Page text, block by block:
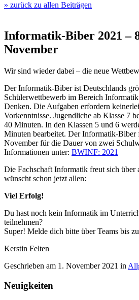
» zurück zu allen Beiträgen
Informatik-Biber 2021 –
November
Wir sind wieder dabei – die neue
Der Informatik-Biber ist Deutschlands
Schülerwettbewerb im Bereich
Denken. Die Aufgaben erfordern
Vorkenntnisse. Jugendliche ab Klasse 7
40 Minuten. In den Klassen 5 und 6
Minuten bearbeitet. Der Informatik-
November für die Dauer von zwei
Informationen unter: BWINF: 2021
Die Fachschaft Informatik freut sich über
wünscht schon jetzt allen:
Viel Erfolg!
Du hast noch kein Informatik im
teilnehmen?
Super! Melde dich bitte über Teams bis
Kerstin Felten
Geschrieben am 1. November 2021 in
Neuigkeiten